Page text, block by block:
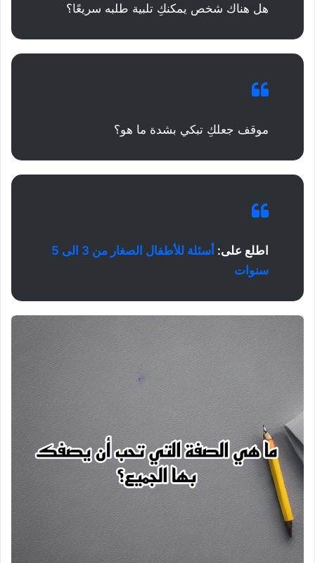
هل هناك شخص يمكنكِ تلبية طلبه سريعًا؟
موقف جعلكِ تبكي بشدة ما هو؟
اطلع على:
أسئلة للأطفال الصغار من 3 الى 5
سنوات